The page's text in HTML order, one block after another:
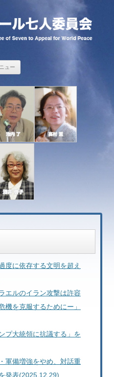
ュー
度に依存する文明を超え
エルのイラン攻撃は許容
を克服するためにー」
プ大統領に抗議する」を
軍備増強をやめ、対話重
発表(2025.12.29)